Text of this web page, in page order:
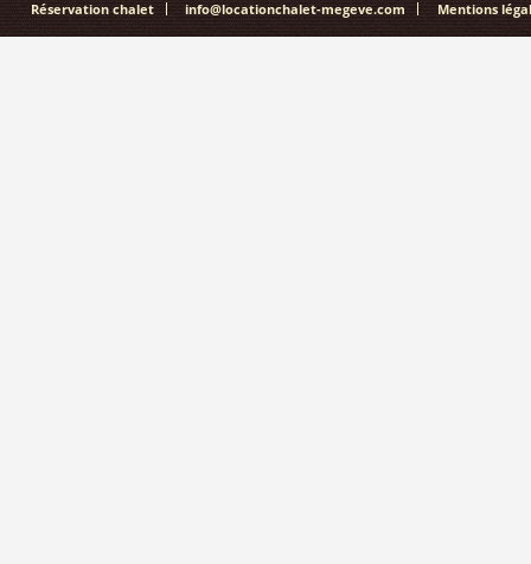
Réservation chalet info@locationchalet-megeve.com Mentions